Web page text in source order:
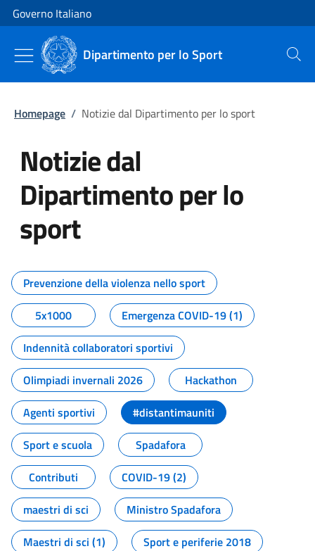
Vai al contenuto
Vai alla navigazione del sito
Governo Italiano
Dipartimento per lo Sport Cerca
Homepage / Notizie dal Dipartimento per lo sport
Notizie dal
Dipartimento per lo
sport
Tutti i contenuti della pagina
Prevenzione della violenza nello sport
5x1000
Emergenza COVID-19 (1)
Indennità collaboratori sportivi
Olimpiadi invernali 2026
Hackathon
Agenti sportivi
#distantimauniti
Sport e scuola
Spadafora
Contributi
COVID-19 (2)
maestri di sci
Ministro Spadafora
Maestri di sci (1)
Sport e periferie 2018